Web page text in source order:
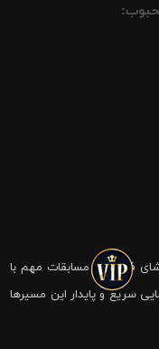
فوتبال و مسابقات مهم با
سریع و پایدار این مسیرها